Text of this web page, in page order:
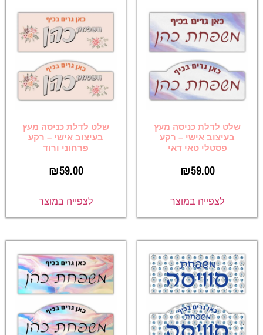
שלט לדלת כניסה מעץ
בעיצוב אישי – רקע
פסטלי טאי דאי
₪59.00
לצפייה במוצר
שלט לדלת כניסה מעץ
בעיצוב אישי – רקע
פרחוני ורוד
₪59.00
לצפייה במוצר